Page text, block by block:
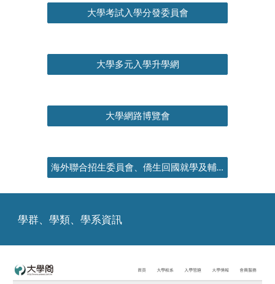
大學考試入學分發委員會
大學多元入學升學網
大學網路博覽會
海外聯合招生委員會、僑生回國就學及輔導辦法
學群、學類、學系資訊